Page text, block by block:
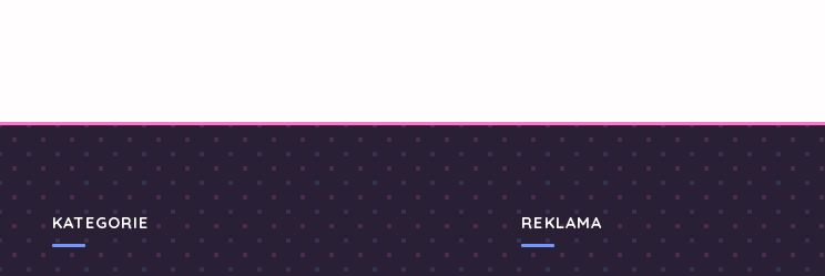
KATEGORIE REKLAMA